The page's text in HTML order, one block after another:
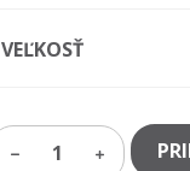
VEĽKOSŤ
1